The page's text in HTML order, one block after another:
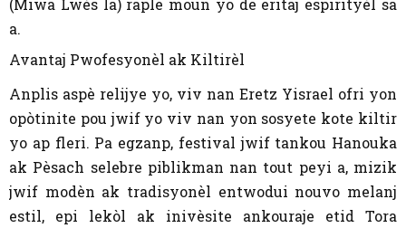
(Miwa Lwès la) raple moun yo de eritaj espirityèl sa
a.
Avantaj Pwofesyonèl ak Kiltirèl
Anplis aspè relijye yo, viv nan Eretz Yisrael ofri yon
opòtinite pou jwif yo viv nan yon sosyete kote kiltir
yo ap fleri. Pa egzanp, festival jwif tankou Hanouka
ak Pèsach selebre piblikman nan tout peyi a, mizik
jwif modèn ak tradisyonèl entwodui nouvo melanj
estil, epi lekòl ak inivèsite ankouraje etid Tora